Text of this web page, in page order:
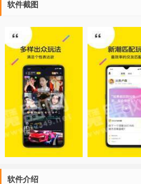
软件截图
软件介绍